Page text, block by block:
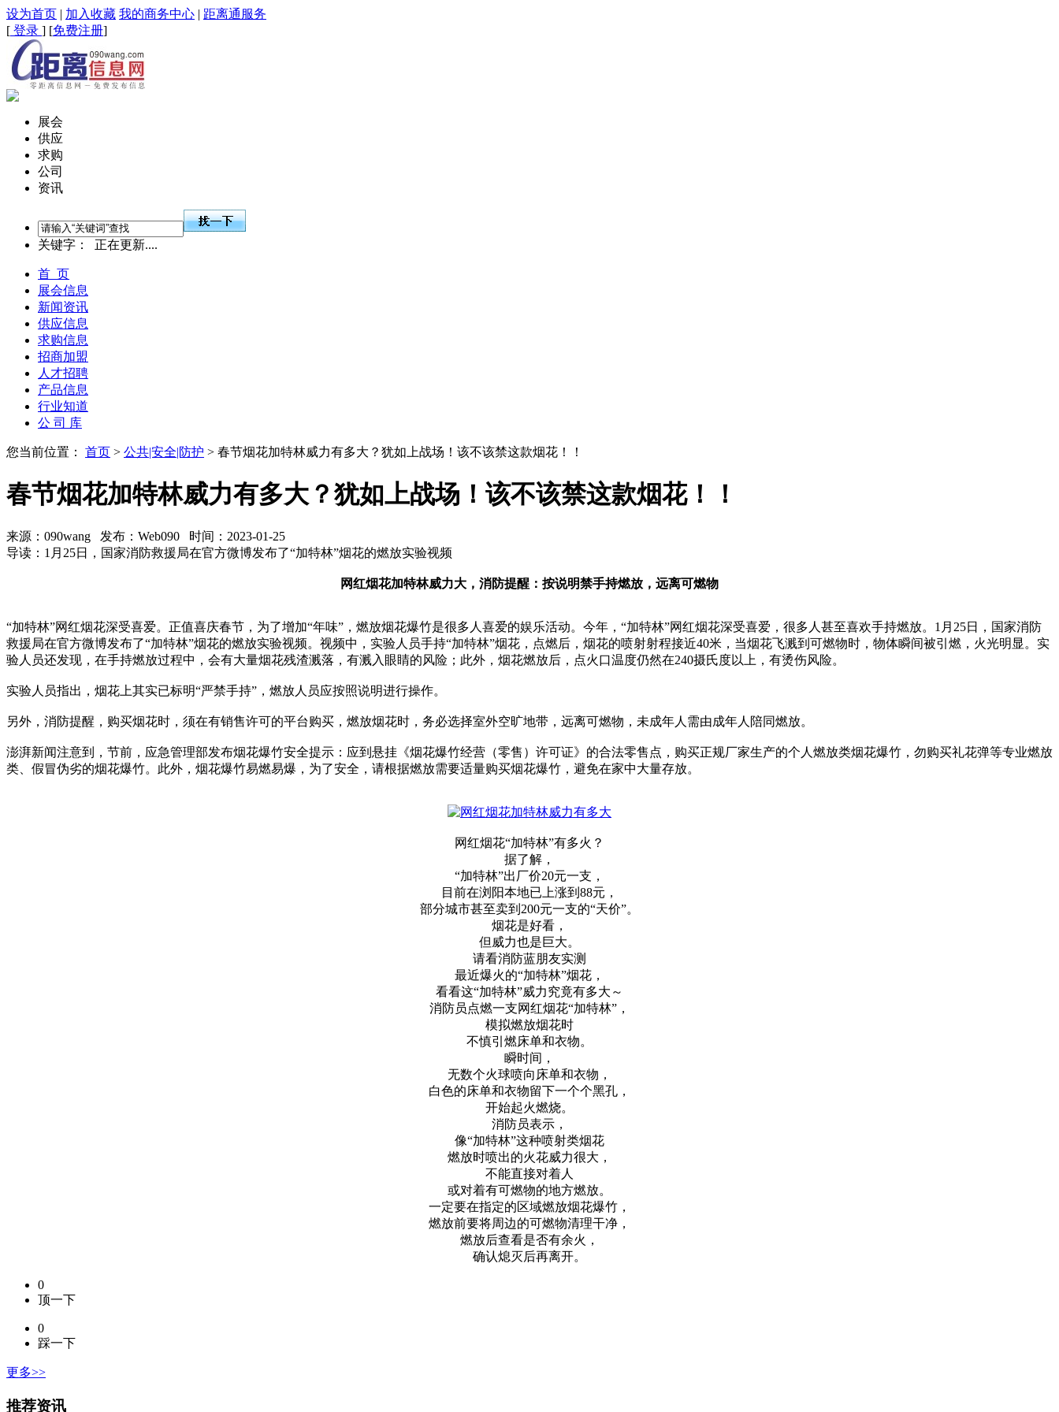
设为首页 | 加入收藏 我的商务中心 | 距离通服务
[ 登录 ] [免费注册]
展会
供应
求购
公司
资讯
关键字： 正在更新....
首 页
展会信息
新闻资讯
供应信息
求购信息
招商加盟
人才招聘
产品信息
行业知道
公 司 库
您当前位置： 首页 > 公共|安全|防护 > 春节烟花加特林威力有多大？犹如上战场！该不该禁这款烟花！！
春节烟花加特林威力有多大？犹如上战场！该不该禁这款烟花！！
来源：090wang 发布：Web090 时间：2023-01-25
导读：1月25日，国家消防救援局在官方微博发布了“加特林”烟花的燃放实验视频
网红烟花加特林威力大，消防提醒：按说明禁手持燃放，远离可燃物
“加特林”网红烟花深受喜爱。正值喜庆春节，为了增加“年味”，燃放烟花爆竹是很多人喜爱的娱乐活动。今年，“加特林”网红烟花深受喜爱，很多人甚至喜欢手持燃放。1月25日，国家消防
救援局在官方微博发布了“加特林”烟花的燃放实验视频。视频中，实验人员手持“加特林”烟花，点燃后，烟花的喷射射程接近40米，当烟花飞溅到可燃物时，物体瞬间被引燃，火光明显。实
验人员还发现，在手持燃放过程中，会有大量烟花残渣溅落，有溅入眼睛的风险；此外，烟花燃放后，点火口温度仍然在240摄氏度以上，有烫伤风险。
实验人员指出，烟花上其实已标明“严禁手持”，燃放人员应按照说明进行操作。
另外，消防提醒，购买烟花时，须在有销售许可的平台购买，燃放烟花时，务必选择室外空旷地带，远离可燃物，未成年人需由成年人陪同燃放。
澎湃新闻注意到，节前，应急管理部发布烟花爆竹安全提示：应到悬挂《烟花爆竹经营（零售）许可证》的合法零售点，购买正规厂家生产的个人燃放类烟花爆竹，勿购买礼花弹等专业燃放
类、假冒伪劣的烟花爆竹。此外，烟花爆竹易燃易爆，为了安全，请根据燃放需要适量购买烟花爆竹，避免在家中大量存放。
网红烟花“加特林”有多火？
据了解，
“加特林”出厂价20元一支，
目前在浏阳本地已上涨到88元，
部分城市甚至卖到200元一支的“天价”。
烟花是好看，
但威力也是巨大。
请看消防蓝朋友实测
最近爆火的“加特林”烟花，
看看这“加特林”威力究竟有多大～
消防员点燃一支网红烟花“加特林”，
模拟燃放烟花时
不慎引燃床单和衣物。
瞬时间，
无数个火球喷向床单和衣物，
白色的床单和衣物留下一个个黑孔，
开始起火燃烧。
消防员表示，
像“加特林”这种喷射类烟花
燃放时喷出的火花威力很大，
不能直接对着人
或对着有可燃物的地方燃放。
一定要在指定的区域燃放烟花爆竹，
燃放前要将周边的可燃物清理干净，
燃放后查看是否有余火，
确认熄灭后再离开。
0
顶一下
0
踩一下
更多>>
推荐资讯